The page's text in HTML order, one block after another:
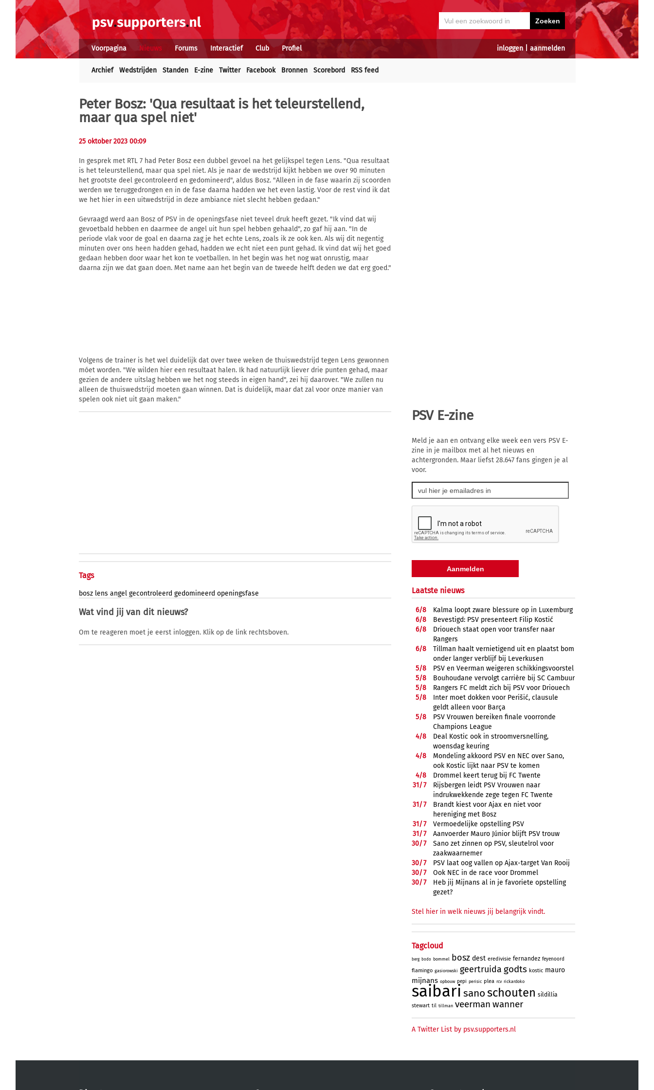
inloggen| aanmelden
Voorpagina Nieuws Forums Interactief Club Profiel
Archief Wedstrijden Standen E-zine Twitter Facebook Bronnen Scorebord RSS feed
Peter Bosz: 'Qua resultaat is het teleurstellend,
maar qua spel niet'
25 oktober 2023 00:09
In gesprek met RTL 7 had Peter Bosz een dubbel gevoel na het gelijkspel tegen Lens. "Qua resultaat
is het teleurstellend, maar qua spel niet. Als je naar de wedstrijd kijkt hebben we over 90 minuten
het grootste deel gecontroleerd en gedomineerd", aldus Bosz. "Alleen in de fase waarin zij scoorden
werden we teruggedrongen en in de fase daarna hadden we het even lastig. Voor de rest vind ik dat
we het hier in een uitwedstrijd in deze ambiance niet slecht hebben gedaan."
Gevraagd werd aan Bosz of PSV in de openingsfase niet teveel druk heeft gezet. "Ik vind dat wij
gevoetbald hebben en daarmee de angel uit hun spel hebben gehaald", zo gaf hij aan. "In de
periode vlak voor de goal en daarna zag je het echte Lens, zoals ik ze ook ken. Als wij dit negentig
minuten over ons heen hadden gehad, hadden we echt niet een punt gehad. Ik vind dat wij het goed
gedaan hebben door waar het kon te voetballen. In het begin was het nog wat onrustig, maar
daarna zijn we dat gaan doen. Met name aan het begin van de tweede helft deden we dat erg goed."
Volgens de trainer is het wel duidelijk dat over twee weken de thuiswedstrijd tegen Lens gewonnen
móet worden. "We wilden hier een resultaat halen. Ik had natuurlijk liever drie punten gehad, maar
gezien de andere uitslag hebben we het nog steeds in eigen hand", zei hij daarover. "We zullen nu
alleen de thuiswedstrijd moeten gaan winnen. Dat is duidelijk, maar dat zal voor onze manier van
spelen ook niet uit gaan maken."
Tags
bosz lens angel gecontroleerd gedomineerd openingsfase
Wat vind jij van dit nieuws?
Om te reageren moet je eerst inloggen. Klik op de link rechtsboven.
PSV E-zine
Meld je aan en ontvang elke week een vers PSV E-
zine in je mailbox met al het nieuws en
achtergronden. Maar liefst 28.647 fans gingen je al
voor.
Laatste nieuws
6/8
Kalma loopt zware blessure op in Luxemburg
6/8
Bevestigd: PSV presenteert Filip Kostić
6/8
Driouech staat open voor transfer naar
Rangers
6/8
Tillman haalt vernietigend uit en plaatst bom
onder langer verblijf bij Leverkusen
5/8
PSV en Veerman weigeren schikkingsvoorstel
5/8
Bouhoudane vervolgt carrière bij SC Cambuur
5/8
Rangers FC meldt zich bij PSV voor Driouech
5/8
Inter moet dokken voor Perišić, clausule
geldt alleen voor Barça
5/8
PSV Vrouwen bereiken finale voorronde
Champions League
4/8
Deal Kostic ook in stroomversnelling,
woensdag keuring
4/8
Mondeling akkoord PSV en NEC over Sano,
ook Kostic lijkt naar PSV te komen
4/8
Drommel keert terug bij FC Twente
31/7
Rijsbergen leidt PSV Vrouwen naar
indrukwekkende zege tegen FC Twente
31/7
Brandt kiest voor Ajax en niet voor
hereniging met Bosz
31/7
Vermoedelijke opstelling PSV
31/7
Aanvoerder Mauro Júnior blijft PSV trouw
30/7
Sano zet zinnen op PSV, sleutelrol voor
zaakwaarnemer
30/7
PSV laat oog vallen op Ajax-target Van Rooij
30/7
Ook NEC in de race voor Drommel
30/7
Heb jij Mijnans al in je favoriete opstelling
gezet?
Stel hier in welk nieuws jij belangrijk vindt.
Tagcloud
berg bodo bommel bosz dest eredivisie fernandez feyenoord
flamingo gasiorowski geertruida godts kostic mauro
mijnans opbouw pepi perisic plea rcv rickardoko
saibari sanoschouten sildillia
stewart til tillman veerman wanner
A Twitter List by psv.supporters.nl